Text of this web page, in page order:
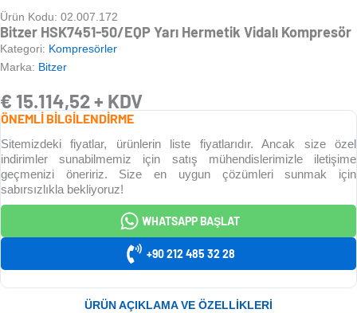
Ürün Kodu: 02.007.172
Bitzer HSK7451-50/EQP Yarı Hermetik Vidalı Kompresör
Kategori: Kompresörler
Marka: Bitzer
€ 15.114,52+ KDV
ÖNEMLİ BİLGİLENDİRME
Sitemizdeki fiyatlar, ürünlerin liste fiyatlarıdır. Ancak size özel
indirimler sunabilmemiz için satış mühendislerimizle iletişime
geçmenizi öneririz. Size en uygun çözümleri sunmak için
sabırsızlıkla bekliyoruz!
WHATSAPP BAŞLAT
+90 212 485 32 28
ÜRÜN AÇIKLAMA VE ÖZELLIKLERI